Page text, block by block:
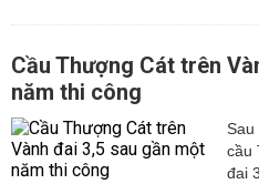
Cầu Thượng Cát trên
năm thi công
Sau
cầu
đai